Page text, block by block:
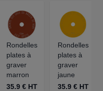
Rondelles
plates à
graver
marron
35.9 € HT
Rondelles
plates à
graver
jaune
35.9 € HT